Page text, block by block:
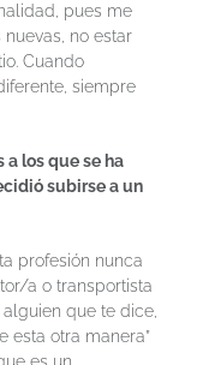
pues me
no estar
Cuando
siempre
a los que se ha
subirse a un
profesión nunca
a o transportista
que te dice,
esta otra manera”